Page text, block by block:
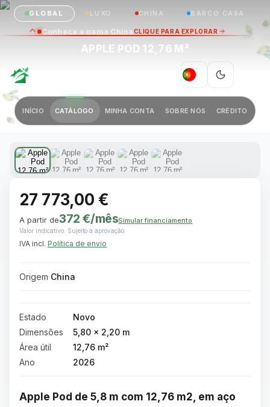
GLOBAL LUXO CHINA BARCO CASA
PT
INÍCIO CATÁLOGO MINHA CONTA SOBRE NÓS CRÉDITO
APPLE POD 12,76 M²
1 / 5
27 773,00 €
A partir de372 €/mêsSimular financiamento
Valor indicativo. Sujeito a aprovação.
IVA incl. Política de envio
Origem China
Estado
Novo
Dimensões
5,80 × 2,20 m
Área útil
12,76 m²
Ano
2026
Apple Pod de 5,8 m com 12,76 m2, em aço
Conheça a gama ChinaCLIQUE PARA EXPLORAR